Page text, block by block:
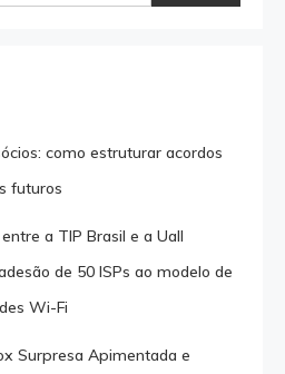
como estruturar acordos
futuros
a TIP Brasil e a Uall
de 50 ISPs ao modelo de
Wi-Fi
Surpresa Apimentada e